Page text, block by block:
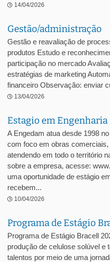
14/04/2026
Gestão/administração
Gestão e reavaliação de
produtos Estudo e
participação no mercado
estratégias de marketing
financeiro Observação: enviar
13/04/2026
Estagio em Engenharia
A Engedam atua desde 1998
com foco em obras
atendendo em todo o território
sobre a empresa, acesse:
uma oportunidade de estágio
recebem...
10/04/2026
Programa de Estágio
Programa de Estágio Bracell
produção de celulose solúvel
talentos por meio de uma